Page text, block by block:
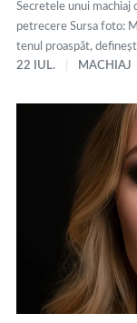
Secretele unui machiaj
petrecere Sursa foto:
tenul proaspăt,
22 IUL.
MACHIAJ